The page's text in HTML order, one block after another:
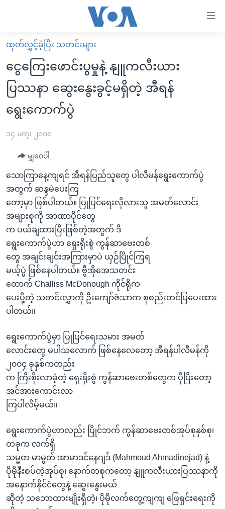
လွယ်ကူ
စေ
သည့်
Link
များ
ပင်မ
ကျော်
ကြည့်
ရန်
ပင်မ
အ
ညွန်း
စာမျက်နှာ
သို့
ကျော်
ကြည့်
ရန်
ရန်
နေရာ
ကျော်
ရန်
မူလစာမျက်နှာ
မြန်မာ
ကမ္ဘာ့သတင်းများ
နိုင်ငံတကာ
အစ္စရေး-ပါလက်စတိုင်း
ဗွီဒီယို
အင်္ဂလိပ်စာလေ့လာမယ်
အမေရိကန်သုံးအီဒီယံ
မကြေးမုံရဲ့ အင်္ဂလိပ်စာ
ရုပ်ရှင်ထဲက အင်္ဂလိပ်စာ
သုတပဒေသာ အင်္ဂလိပ်စာ
အပတ်စဉ်ကဏ္ဍများ
ရေဒီယို
တီဗွီ
ရေဒီယိုနှင့်ရုပ်သံ အချက်အလက်များ
ရေဒီယို/တီဗွီအစီအစဉ်
Learning English
ဗွီအိုအေ လူမှုကွန်ယက်များ
ထုတ်လွှင့်ခဲ့ပြီး သတင်းများ
ငွေကြေးဖောင်းပွမှုနဲ့ နျူကလီးယား
ပြဿနာ ဆွေးနွေးခွင့်မရှိတဲ့ အီရန်
ရွေးကောက်ပွဲ
၁၄ မတ္၊ ၂၀၀၈
မျှဝေပါ
သောကြာနေ့ကျရင် အီရန်ပြည်သူတွေ ပါလီမန်ရွေးကောက်ပွဲ
အတွက် ဆန္ဒမဲပေးကြ
တော့မှာ ဖြစ်ပါတယ်။ ပြုပြင်ရေးလိုလားသူ အမတ်လောင်း
အများစုကို အာဏာပိုင်တွေ
က ပယ်ချထားပြီးဖြစ်တဲ့အတွက် ဒီ
ရွေးကောက်ပွဲဟာ ရှေးရိုးစွဲ ကွန်ဆာဗေးတစ်
တွေ အချင်းချင်းအကြားမှာပဲ ယှဉ်ပြိုင်ကြရ
မယ့်ပွဲ ဖြစ်နေပါတယ်။ ဗွီအိုအေသတင်း
ထောက် Challiss McDonough ကိုင်ရိုက
ပေးပို့တဲ့ သတင်းလွှာကို ဦးကျော်ဇံသာက စုစည်းတင်ပြပေးထား
ပါတယ်။
ရွေးကောက်ပွဲမှာ ပြုပြင်ရေးသမား အမတ်
လောင်းတွေ မပါသလောက် ဖြစ်နေလေတော့ အီရန်ပါလီမန်ကို
၂၀၀၄ ခုနှစ်ကတည်း
က ကြီးစိုးလာခဲ့တဲ့ ရှေးရိုးစွဲ ကွန်ဆာဗေးတစ်တွေက ပိုပြီးတော့
အင်အားကောင်းလာ
ကြပါလိမ့်မယ်။
ရွေးကောက်ပွဲဟာလည်း ပြိုင်ဘက် ကွန်ဆာဗေးတစ်အုပ်စုနှစ်စု၊
တခုက လက်ရှိ
သမ္မတ မာမွတ် အာမာဒင်နေဂျဒ် (Mahmoud Ahmadinejad) နဲ့
ပိုမိုနီးစပ်တဲ့အုပ်စု၊ နောက်တစုကတော့ နျူကလီးယားပြဿနာကို
အနောက်နိုင်ငံတွေနဲ့ ဆွေးနွေးမယ်
ဆိုတဲ့ သဘောထားမျိုးရှိတဲ့၊ ပိုမိုလက်တွေ့ကျကျ ဖြေရှင်းရေးကို